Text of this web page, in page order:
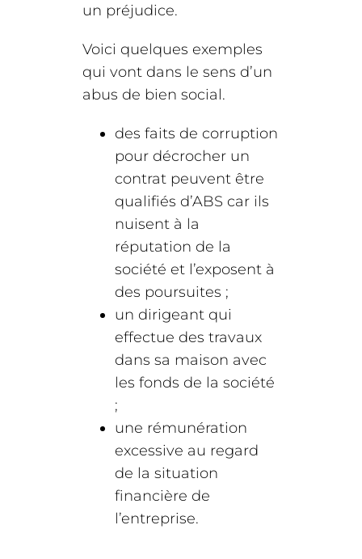
un préjudice.
Voici quelques exemples
qui vont dans le sens d’un
abus de bien social.
des faits de corruption
pour décrocher un
contrat peuvent être
qualifiés d’ABS car ils
nuisent à la
réputation de la
société et l’exposent à
des poursuites ;
un dirigeant qui
effectue des travaux
dans sa maison avec
les fonds de la société
;
une rémunération
excessive au regard
de la situation
financière de
l’entreprise.